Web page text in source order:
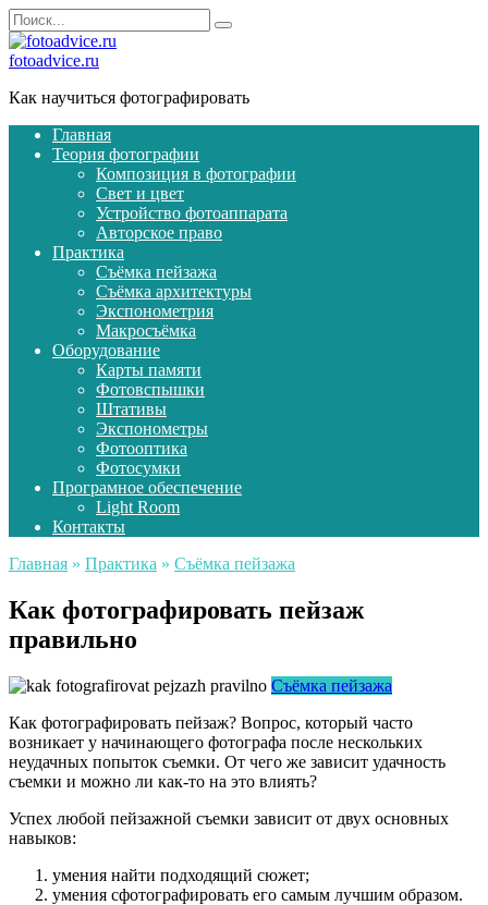
Перейти
к
содержанию
Search
for:
fotoadvice.ru
Как научиться фотографировать
Главная
Теория фотографии
Композиция в фотографии
Свет и цвет
Устройство фотоаппарата
Авторское право
Практика
Съёмка пейзажа
Съёмка архитектуры
Экспонометрия
Макросъёмка
Оборудование
Карты памяти
Фотовспышки
Штативы
Экспонометры
Фотооптика
Фотосумки
Програмное обеспечение
Light Room
Контакты
Главная » Практика » Съёмка пейзажа
Как фотографировать пейзаж
правильно
Съёмка пейзажа
Как фотографировать пейзаж? Вопрос, который часто
возникает у начинающего фотографа после нескольких
неудачных попыток съемки. От чего же зависит удачность
съемки и можно ли как-то на это влиять?
Успех любой пейзажной съемки зависит от двух основных
навыков:
умения найти подходящий сюжет;
умения сфотографировать его самым лучшим образом.